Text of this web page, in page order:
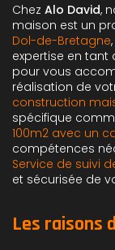
Chez Alo David,
maison est un
Dol-de-Bretagne
expertise en tant
pour vous
réalisation de
construction
spécifique
100m2 avec un
compétences
Service de suivi
et sécurisée de
Les raisons